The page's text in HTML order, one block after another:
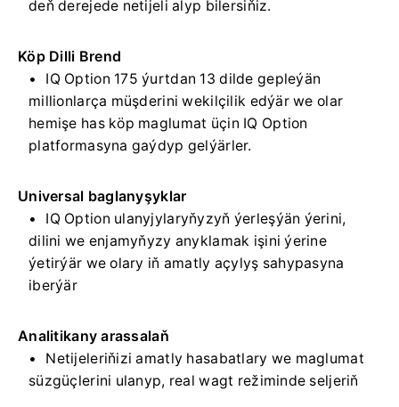
deň derejede netijeli alyp bilersiňiz.
Köp Dilli Brend
IQ Option 175 ýurtdan 13 dilde gepleýän
millionlarça müşderini wekilçilik edýär we olar
hemişe has köp maglumat üçin IQ Option
platformasyna gaýdyp gelýärler.
Universal baglanyşyklar
IQ Option ulanyjylaryňyzyň ýerleşýän ýerini,
dilini we enjamyňyzy anyklamak işini ýerine
ýetirýär we olary iň amatly açylyş sahypasyna
iberýär
Analitikany arassalaň
Netijeleriňizi amatly hasabatlary we maglumat
süzgüçlerini ulanyp, real wagt režiminde seljeriň